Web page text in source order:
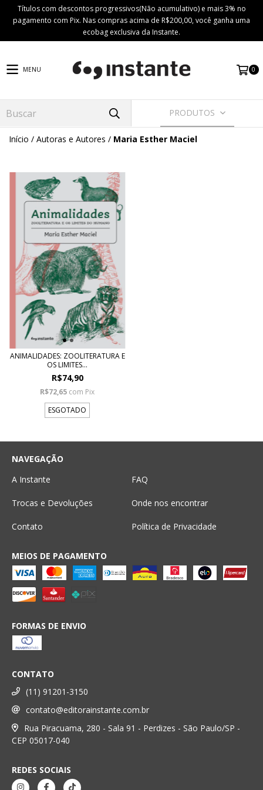
Títulos com descontos progressivos(Não acumulativo) e mais 3% no
pagamento com Pix. Nas compras acima de R$200,00, você ganha uma
ecobag exclusiva da Instante.
MENU 0
PRODUTOS
Início / Autoras e Autores / Maria Esther Maciel
ANIMALIDADES: ZOOLITERATURA E
OS LIMITES...
R$74,90
R$72,65 com Pix
ESGOTADO
NAVEGAÇÃO
A Instante
FAQ
Trocas e Devoluções Onde nos encontrar
Contato Política de Privacidade
MEIOS DE PAGAMENTO
FORMAS DE ENVIO
CONTATO
(11) 91201-3150
contato@editorainstante.com.br
Rua Piracuama, 280 - Sala 91 - Perdizes - São Paulo/SP -
CEP 05017-040
REDES SOCIAIS